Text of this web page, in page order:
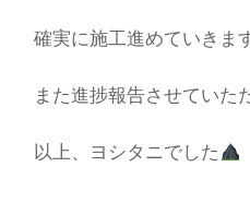
確実に施工進めていきま
また進捗報告させていた
以上、ヨシタニでした